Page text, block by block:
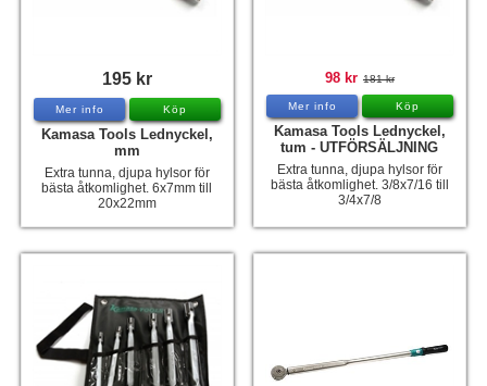
195 kr
Mer info Köp
Kamasa Tools Lednyckel,
mm
Extra tunna, djupa hylsor för
bästa åtkomlighet. 6x7mm till
20x22mm
98 kr 181 kr
Mer info Köp
Kamasa Tools Lednyckel,
tum - UTFÖRSÄLJNING
Extra tunna, djupa hylsor för
bästa åtkomlighet. 3/8x7/16 till
3/4x7/8